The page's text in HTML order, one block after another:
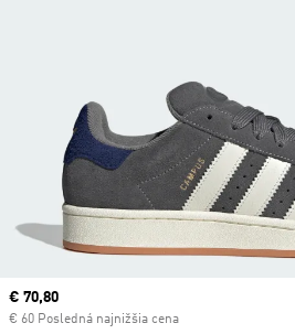
Current price
€ 70,80
€ 60 Posledná najnižšia cena